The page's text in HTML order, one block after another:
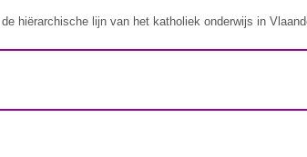
hiërarchische lijn van het katholiek onderwijs in